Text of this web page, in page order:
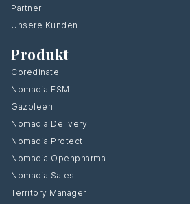
Partner
Unsere Kunden
Produkt
Coredinate
Nomadia FSM
Gazoleen
Nomadia Delivery
Nomadia Protect
Nomadia Openpharma
Nomadia Sales
Territory Manager